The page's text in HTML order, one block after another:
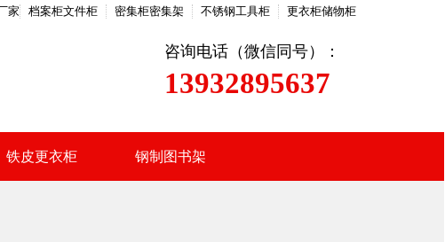
家 档案柜文件柜 密集柜密集架 不锈钢工具柜 更衣柜储物柜
咨询电话（微信同号）：
13932895637
铁皮更衣柜 钢制图书架